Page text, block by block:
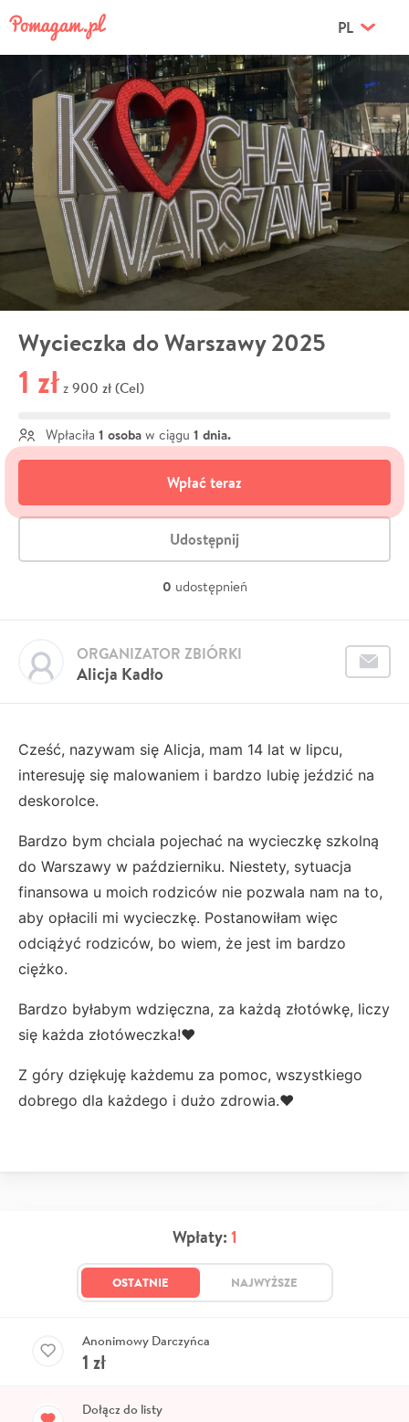
PL
Wycieczka do Warszawy 2025
1 zł z 900 zł (Cel)
Wpłaciła 1 osoba w ciągu 1 dnia.
Wpłać teraz
Udostępnij
0 udostępnień
Alicja Kadło
ORGANIZATOR ZBIÓRKI
Cześć, nazywam się Alicja, mam 14 lat w lipcu,
interesuję się malowaniem i bardzo lubię jeździć na
deskorolce.
Bardzo bym chciala pojechać na wycieczkę szkolną
do Warszawy w październiku. Niestety, sytuacja
finansowa u moich rodziców nie pozwala nam na to,
aby opłacili mi wycieczkę. Postanowiłam więc
odciążyć rodziców, bo wiem, że jest im bardzo
ciężko.
Bardzo byłabym wdzięczna, za każdą złotówkę, liczy
się każda złotóweczka!❤️
Z góry dziękuję każdemu za pomoc, wszystkiego
dobrego dla każdego i dużo zdrowia.❤️
Wpłaty: 1
OSTATNIE NAJWYŻSZE
Anonimowy Darczyńca
1 zł
Dołącz do listy